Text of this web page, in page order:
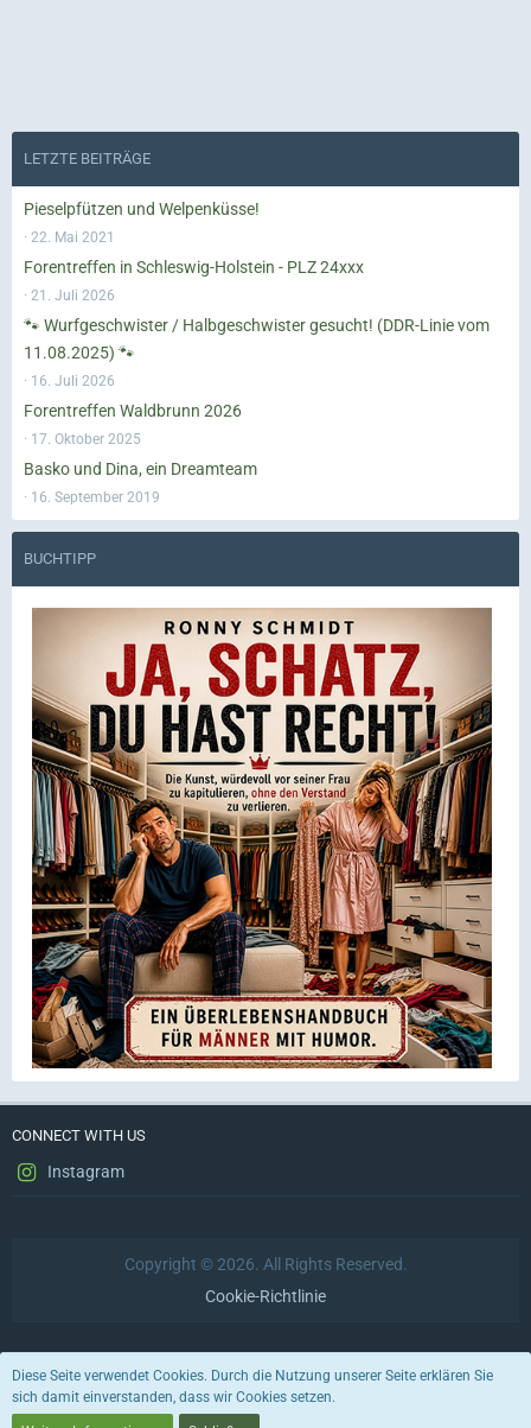
LETZTE BEITRÄGE
Pieselpfützen und Welpenküsse!
22. Mai 2021
Forentreffen in Schleswig-Holstein - PLZ 24xxx
21. Juli 2026
🐾 Wurfgeschwister / Halbgeschwister gesucht! (DDR-Linie vom
11.08.2025) 🐾
16. Juli 2026
Forentreffen Waldbrunn 2026
17. Oktober 2025
Basko und Dina, ein Dreamteam
16. September 2019
BUCHTIPP
CONNECT WITH US
Instagram
Copyright © 2026. All Rights Reserved.
Cookie-Richtlinie
Datenschutzerklärung Impressum Nutzungsbedingungen
Stil von:
Diese Seite verwendet Cookies. Durch die Nutzung unserer Seite erklären Sie
sich damit einverstanden, dass wir Cookies setzen.